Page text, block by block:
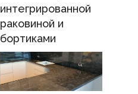
интегрированной
раковиной и
бортиками